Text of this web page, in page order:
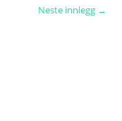
Neste innlegg →